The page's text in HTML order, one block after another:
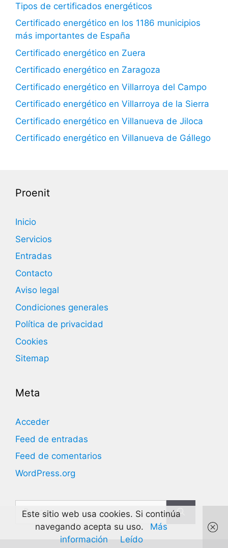
Tipos de certificados energéticos
Certificado energético en los 1186 municipios
más importantes de España
Certificado energético en Zuera
Certificado energético en Zaragoza
Certificado energético en Villarroya del Campo
Certificado energético en Villarroya de la Sierra
Certificado energético en Villanueva de Jiloca
Certificado energético en Villanueva de Gállego
Proenit
Inicio
Servicios
Entradas
Contacto
Aviso legal
Condiciones generales
Política de privacidad
Cookies
Sitemap
Meta
Acceder
Feed de entradas
Feed de comentarios
WordPress.org
Buscar:
Este sitio web usa cookies. Si continúa
navegando acepta su uso.
Más
información
Leído